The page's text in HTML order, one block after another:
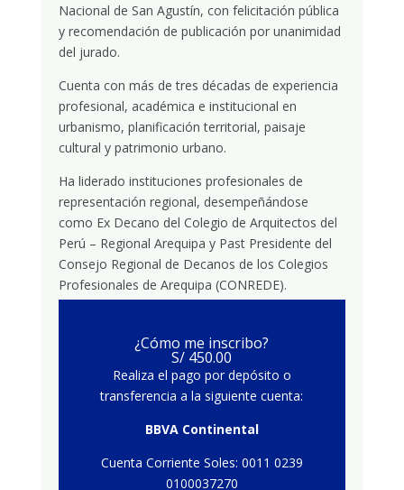
Nacional de San Agustín, con felicitación pública
y recomendación de publicación por unanimidad
del jurado.
Cuenta con más de tres décadas de experiencia
profesional, académica e institucional en
urbanismo, planificación territorial, paisaje
cultural y patrimonio urbano.
Ha liderado instituciones profesionales de
representación regional, desempeñándose
como Ex Decano del Colegio de Arquitectos del
Perú – Regional Arequipa y Past Presidente del
Consejo Regional de Decanos de los Colegios
Profesionales de Arequipa (CONREDE).
¿Cómo me inscribo?
S/ 450.00
Realiza el pago por depósito o
transferencia a la siguiente cuenta:
BBVA Continental
Cuenta Corriente Soles: 0011 0239
0100037270